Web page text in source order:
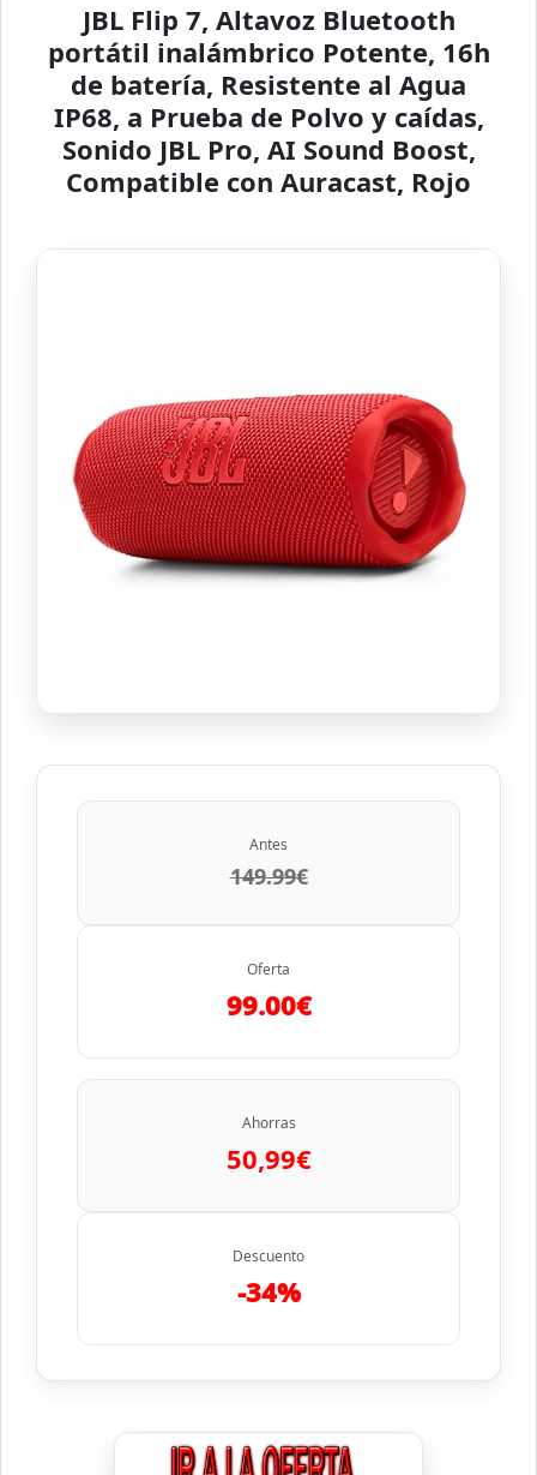
JBL Flip 7, Altavoz Bluetooth
portátil inalámbrico Potente, 16h
de batería, Resistente al Agua
IP68, a Prueba de Polvo y caídas,
Sonido JBL Pro, AI Sound Boost,
Compatible con Auracast, Rojo
Antes
149.99€
Oferta
99.00€
Ahorras
50,99€
Descuento
-34%